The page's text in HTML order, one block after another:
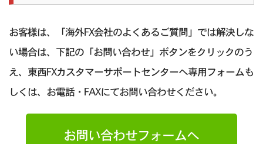
お客様は、「海外FX会社のよくあるご質問」では解決しな
い場合は、下記の「お問い合わせ」ボタンをクリックのう
え、東西FXカスタマーサポートセンターへ専用フォームも
しくは、お電話・FAXにてお問い合わせください。
お問い合わせフォームへ